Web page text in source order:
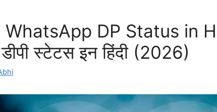
WhatsApp DP Status in
डीपी स्टेटस इन हिंदी (2026)